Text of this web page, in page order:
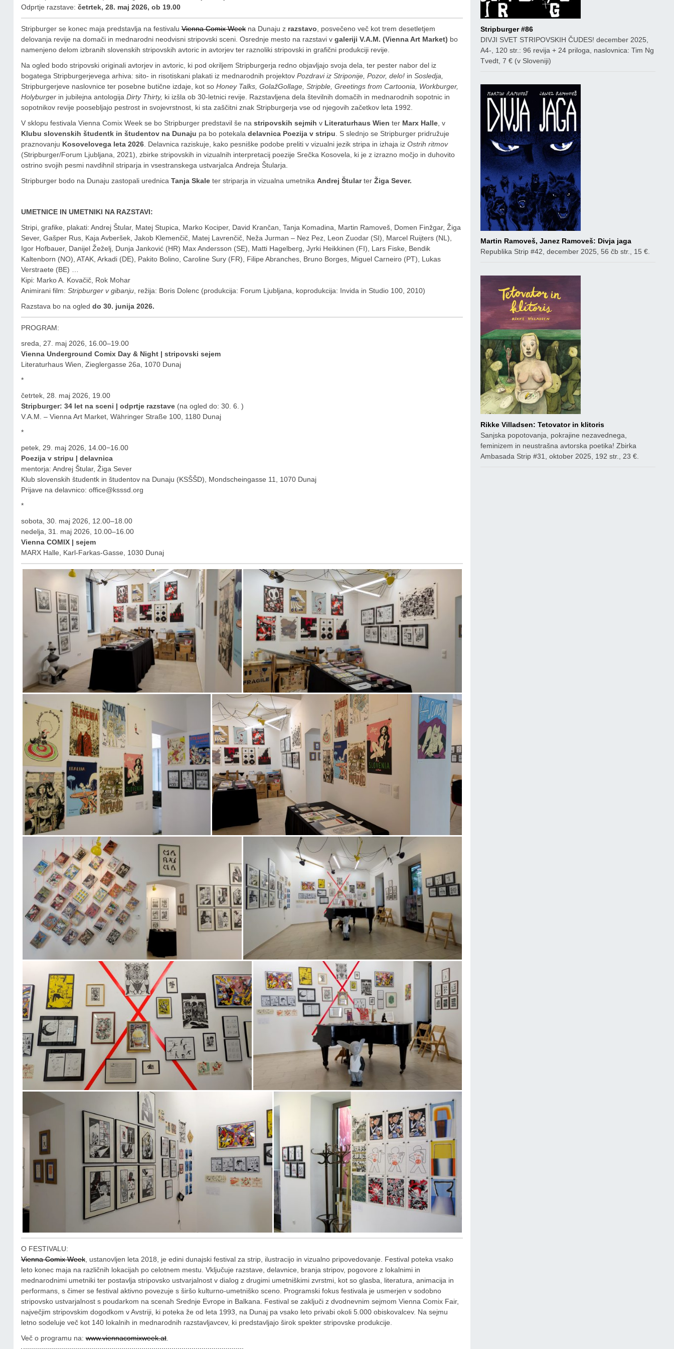
Odprtje razstave: četrtek, 28. maj 2026, ob 19.00
Stripburger se konec maja predstavlja na festivaluVienna Comix Weekna Dunaju z razstavo , posvečeno več kot trem desetletjem
delovanja revije na domači in mednarodni neodvisni stripovski sceni. Osrednje mesto na razstavi v galeriji V.A.M. (Vienna Art Market) bo
namenjeno delom izbranih slovenskih stripovskih avtoric in avtorjev ter raznoliki stripovski in grafični produkciji revije.
Na ogled bodo stripovski originali avtorjev in avtoric, ki pod okriljem Stripburgerja redno objavljajo svoja dela, ter pester nabor del iz
bogatega Stripburgerjevega arhiva: sito- in risotiskani plakati iz mednarodnih projektov Pozdravi iz Striponije, Pozor, delo!in Sosledja,
Stripburgerjeve naslovnice ter posebne butične izdaje, kot so Honey Talks, GolažGollage, Stripble, Greetings from Cartoonia, Workburger,
Holyburgerin jubilejna antologija Dirty Thirty, ki izšla ob 30-letnici revije. Razstavljena dela številnih domačih in mednarodnih sopotnic in
sopotnikov revije poosebljajo pestrost in svojevrstnost, ki sta zaščitni znak Stripburgerja vse od njegovih začetkov leta 1992.
V sklopu festivala Vienna Comix Week se bo Stripburger predstavil še na stripovskih sejmih v Literaturhaus Wien ter Marx Halle, v
Klubu slovenskih študentk in študentov na Dunaju pa bo potekala delavnica Poezija v stripu . S slednjo se Stripburger pridružuje
praznovanju Kosovelovega leta 2026. Delavnica raziskuje, kako pesniške podobe preliti v vizualni jezik stripa in izhaja iz Ostrih ritmov
(Stripburger/Forum Ljubljana, 2021), zbirke stripovskih in vizualnih interpretacij poezije Srečka Kosovela, ki je z izrazno močjo in duhovito
ostrino svojih pesmi navdihnil striparja in vsestranskega ustvarjalca Andreja Štularja.
Stripburger bodo na Dunaju zastopali urednica Tanja Skaleter striparja in vizualna umetnika Andrej Štularter Žiga Sever.
UMETNICE IN UMETNIKI NA RAZSTAVI:
Stripi, grafike, plakati: Andrej Štular, Matej Stupica, Marko Kociper, David Krančan, Tanja Komadina, Martin Ramoveš, Domen Finžgar, Žiga
Sever, Gašper Rus, Kaja Avberšek, Jakob Klemenčič, Matej Lavrenčič, Neža Jurman – Nez Pez, Leon Zuodar (SI), Marcel Ruijters (NL),
Igor Hofbauer, Danijel Žeželj, Dunja Janković (HR) Max Andersson (SE), Matti Hagelberg, Jyrki Heikkinen (FI), Lars Fiske, Bendik
Kaltenborn (NO), ATAK, Arkadi (DE), Pakito Bolino, Caroline Sury (FR), Filipe Abranches, Bruno Borges, Miguel Carneiro (PT), Lukas
Verstraete (BE) …
Kipi: Marko A. Kovačič, Rok Mohar
Animirani film: Stripburger v gibanju, režija: Boris Dolenc (produkcija: Forum Ljubljana, koprodukcija: Invida in Studio 100, 2010)
Razstava bo na ogled do 30. junija 2026.
PROGRAM:
sreda, 27. maj 2026, 16.00–19.00
Vienna Underground Comix Day & Night | stripovski sejem
Literaturhaus Wien, Zieglergasse 26a, 1070 Dunaj
*
četrtek, 28. maj 2026, 19.00
Stripburger: 34 let na sceni | odprtje razstave(na ogled do: 30. 6. )
V.A.M. – Vienna Art Market, Währinger Straße 100, 1180 Dunaj
*
petek, 29. maj 2026, 14.00−16.00
Poezija v stripu | delavnica
mentorja: Andrej Štular, Žiga Sever
Klub slovenskih študentk in študentov na Dunaju (KSŠŠD), Mondscheingasse 11, 1070 Dunaj
Prijave na delavnico: office@ksssd.org
*
sobota, 30. maj 2026, 12.00–18.00
nedelja, 31. maj 2026, 10.00–16.00
Vienna COMIX | sejem
MARX Halle, Karl-Farkas-Gasse, 1030 Dunaj
O FESTIVALU:
Vienna Comix Week, ustanovljen leta 2018, je edini dunajski festival za strip, ilustracijo in vizualno pripovedovanje. Festival poteka vsako
leto konec maja na različnih lokacijah po celotnem mestu. Vključuje razstave, delavnice, branja stripov, pogovore z lokalnimi in
mednarodnimi umetniki ter postavlja stripovsko ustvarjalnost v dialog z drugimi umetniškimi zvrstmi, kot so glasba, literatura, animacija in
performans, s čimer se festival aktivno povezuje s širšo kulturno-umetniško sceno. Programski fokus festivala je usmerjen v sodobno
stripovsko ustvarjalnost s poudarkom na scenah Srednje Evrope in Balkana. Festival se zaključi z dvodnevnim sejmom Vienna Comix Fair,
največjim stripovskim dogodkom v Avstriji, ki poteka že od leta 1993, na Dunaj pa vsako leto privabi okoli 5.000 obiskovalcev. Na sejmu
letno sodeluje več kot 140 lokalnih in mednarodnih razstavljavcev, ki predstavljajo širok spekter stripovske produkcije.
Več o programu na:www.viennacomixweek.at.
Stripburger #86
DIVJI SVET STRIPOVSKIH ČUDES! december 2025,
A4-, 120 str.: 96 revija + 24 priloga, naslovnica: Tim Ng
Tvedt, 7 € (v Sloveniji)
Martin Ramoveš, Janez Ramoveš: Divja jaga
Republika Strip #42, december 2025, 56 čb str., 15 €.
Rikke Villadsen: Tetovator in klitoris
Sanjska popotovanja, pokrajine nezavednega,
feminizem in neustrašna avtorska poetika! Zbirka
Ambasada Strip #31, oktober 2025, 192 str., 23 €.